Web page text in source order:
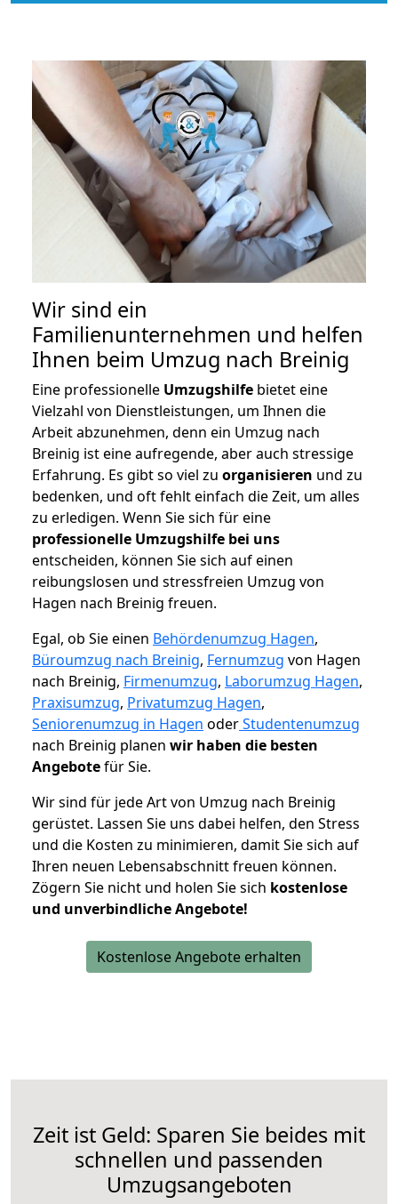
Wir sind ein
Familienunternehmen und helfen
Ihnen beim Umzug nach Breinig
Eine professionelle Umzugshilfe bietet eine
Vielzahl von Dienstleistungen, um Ihnen die
Arbeit abzunehmen, denn ein Umzug nach
Breinig ist eine aufregende, aber auch stressige
Erfahrung. Es gibt so viel zu organisieren und zu
bedenken, und oft fehlt einfach die Zeit, um alles
zu erledigen. Wenn Sie sich für eine
professionelle Umzugshilfe bei uns
entscheiden, können Sie sich auf einen
reibungslosen und stressfreien Umzug von
Hagen nach Breinig freuen.
Egal, ob Sie einen Behördenumzug Hagen,
Büroumzug nach Breinig, Fernumzug von Hagen
nach Breinig, Firmenumzug, Laborumzug Hagen,
Praxisumzug, Privatumzug Hagen,
Seniorenumzug in Hagen oderStudentenumzug
nach Breinig planen wir haben die besten
Angebotefür Sie.
Wir sind für jede Art von Umzug nach Breinig
gerüstet. Lassen Sie uns dabei helfen, den Stress
und die Kosten zu minimieren, damit Sie sich auf
Ihren neuen Lebensabschnitt freuen können.
Zögern Sie nicht und holen Sie sich kostenlose
und unverbindliche Angebote!
Kostenlose Angebote erhalten
Zeit ist Geld: Sparen Sie beides mit
schnellen und passenden
Umzugsangeboten